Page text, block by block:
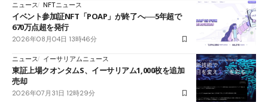
ニュース NFTニュース
イベント参加証NFT「POAP」が終了へ──5年超で
670万点超を発行
2026年08月04日 13時46分
ニュース イーサリアムニュース
東証上場クオンタムS、イーサリアム1,000枚を追加
売却
2026年07月31日 12時29分